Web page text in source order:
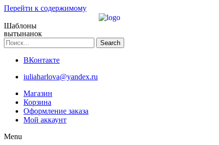
Перейти к содержимому
Шаблоны
вытынанок
Search
ВКонтакте
iuliaharlova@yandex.ru
Магазин
Корзина
Оформление заказа
Мой аккаунт
Menu